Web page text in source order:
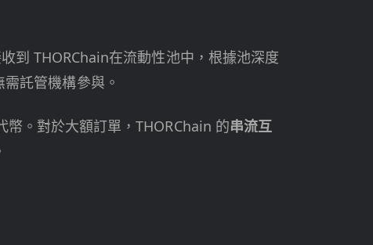
到 THORChain在流動性池中，根據池深度
託管機構參與。
幣。對於大額訂單，THORChain 的串流互